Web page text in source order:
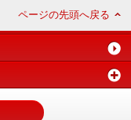
ページの先頭へ戻る